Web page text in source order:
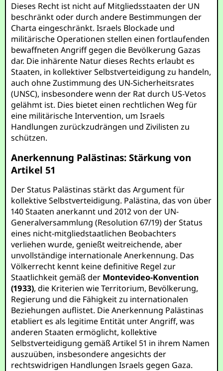
Dieses Recht ist nicht auf Mitgliedsstaaten der UN
beschränkt oder durch andere Bestimmungen der
Charta eingeschränkt. Israels Blockade und
militärische Operationen stellen einen fortlaufenden
bewaffneten Angriff gegen die Bevölkerung Gazas
dar. Die inhärente Natur dieses Rechts erlaubt es
Staaten, in kollektiver Selbstverteidigung zu handeln,
auch ohne Zustimmung des UN-Sicherheitsrates
(UNSC), insbesondere wenn der Rat durch US-Vetos
gelähmt ist. Dies bietet einen rechtlichen Weg für
eine militärische Intervention, um Israels
Handlungen zurückzudrängen und Zivilisten zu
schützen.
Anerkennung Palästinas: Stärkung von
Artikel 51
Der Status Palästinas stärkt das Argument für
kollektive Selbstverteidigung. Palästina, das von über
140 Staaten anerkannt und 2012 von der UN-
Generalversammlung (Resolution 67/19) der Status
eines nicht-mitgliedstaatlichen Beobachters
verliehen wurde, genießt weitreichende, aber
unvollständige internationale Anerkennung. Das
Völkerrecht kennt keine definitive Regel zur
Staatlichkeit gemäß der Montevideo-Konvention
(1933), die Kriterien wie Territorium, Bevölkerung,
Regierung und die Fähigkeit zu internationalen
Beziehungen auflistet. Die Anerkennung Palästinas
etabliert es als legitime Entität unter Angriff, was
anderen Staaten ermöglicht, kollektive
Selbstverteidigung gemäß Artikel 51 in ihrem Namen
auszuüben, insbesondere angesichts der
rechtswidrigen Handlungen Israels gegen Gaza.